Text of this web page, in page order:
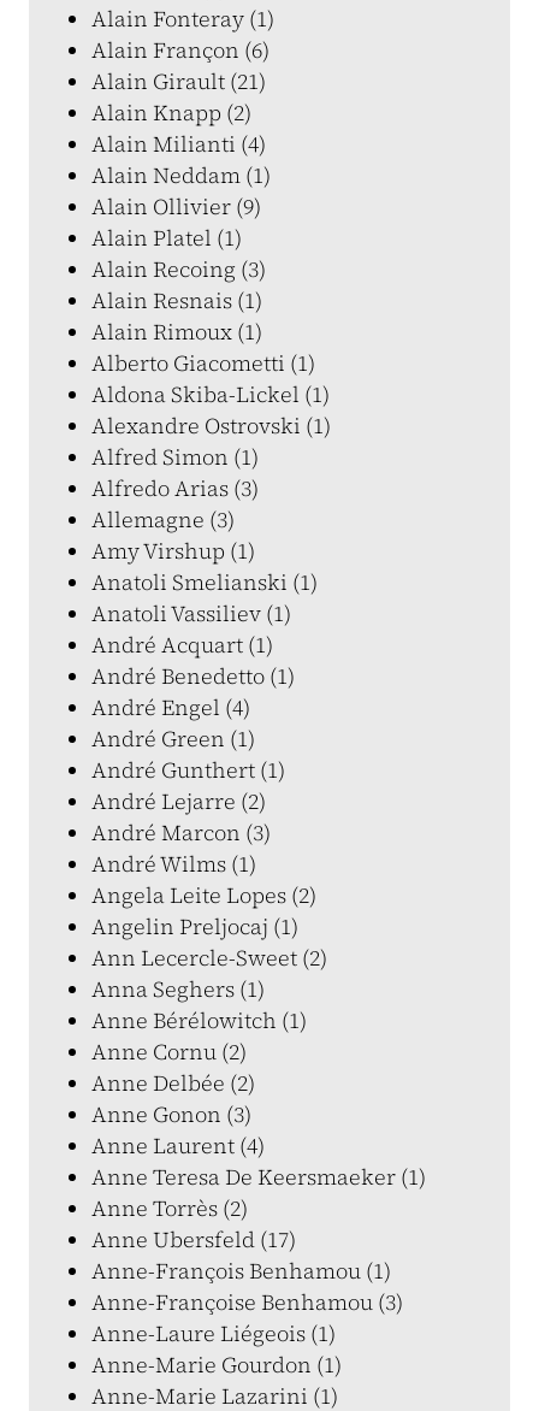
Alain Fonteray (1)
Alain Françon (6)
Alain Girault (21)
Alain Knapp (2)
Alain Milianti (4)
Alain Neddam (1)
Alain Ollivier (9)
Alain Platel (1)
Alain Recoing (3)
Alain Resnais (1)
Alain Rimoux (1)
Alberto Giacometti (1)
Aldona Skiba-Lickel (1)
Alexandre Ostrovski (1)
Alfred Simon (1)
Alfredo Arias (3)
Allemagne (3)
Amy Virshup (1)
Anatoli Smelianski (1)
Anatoli Vassiliev (1)
André Acquart (1)
André Benedetto (1)
André Engel (4)
André Green (1)
André Gunthert (1)
André Lejarre (2)
André Marcon (3)
André Wilms (1)
Angela Leite Lopes (2)
Angelin Preljocaj (1)
Ann Lecercle-Sweet (2)
Anna Seghers (1)
Anne Bérélowitch (1)
Anne Cornu (2)
Anne Delbée (2)
Anne Gonon (3)
Anne Laurent (4)
Anne Teresa De Keersmaeker (1)
Anne Torrès (2)
Anne Ubersfeld (17)
Anne-François Benhamou (1)
Anne-Françoise Benhamou (3)
Anne-Laure Liégeois (1)
Anne-Marie Gourdon (1)
Anne-Marie Lazarini (1)